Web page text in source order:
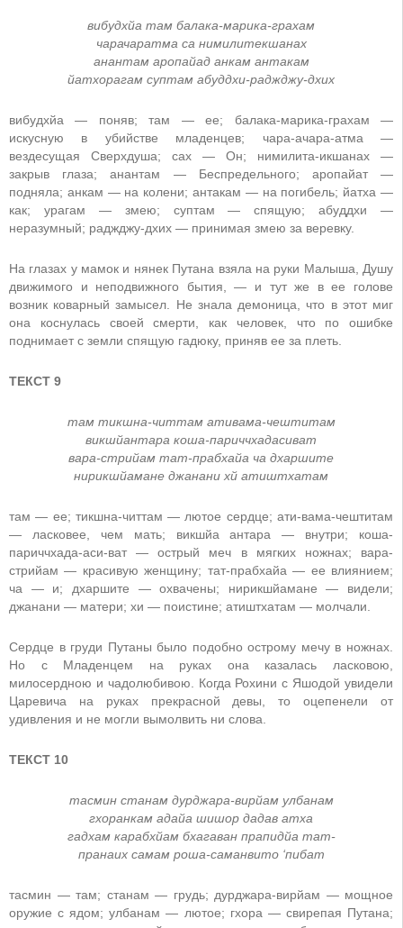
вибудхйа там балака-марика-грахам
чарачаратма са нимилитекшанах
анантам аропайад анкам антакам
йатхорагам суптам абуддхи-раджджу-дхих
вибудхйа — поняв; там — ее; балака-марика-грахам —
искусную в убийстве младенцев; чара-ачара-атма —
вездесущая Сверхдуша; сах — Он; нимилита-икшанах —
закрыв глаза; анантам — Беспредельного; аропайат —
подняла; анкам — на колени; антакам — на погибель; йатха —
как; урагам — змею; суптам — спящую; абуддхи —
неразумный; раджджу-дхих — принимая змею за веревку.
На глазах у мамок и нянек Путана взяла на руки Малыша, Душу
движимого и неподвижного бытия, — и тут же в ее голове
возник коварный замысел. Не знала демоница, что в этот миг
она коснулась своей смерти, как человек, что по ошибке
поднимает с земли спящую гадюку, приняв ее за плеть.
ТЕКСТ 9
там тикшна-читтам ативама-чештитам
викшйантара коша-париччхадасиват
вара-стрийам тат-прабхайа ча дхаршите
нирикшйамане джанани хй атиштхатам
там — ее; тикшна-читтам — лютое сердце; ати-вама-чештитам
— ласковее, чем мать; викшйа антара — внутри; коша-
париччхада-аси-ват — острый меч в мягких ножнах; вара-
стрийам — красивую женщину; тат-прабхайа — ее влиянием;
ча — и; дхаршите — охвачены; нирикшйамане — видели;
джанани — матери; хи — поистине; атиштхатам — молчали.
Сердце в груди Путаны было подобно острому мечу в ножнах.
Но с Младенцем на руках она казалась ласковою,
милосердною и чадолюбивою. Когда Рохини с Яшодой увидели
Царевича на руках прекрасной девы, то оцепенели от
удивления и не могли вымолвить ни слова.
ТЕКСТ 10
тасмин станам дурджара-вирйам улбанам
гхоранкам адайа шишор дадав атха
гадхам карабхйам бхагаван прапидйа тат-
пранаих самам роша-саманвито ‘пибат
тасмин — там; станам — грудь; дурджара-вирйам — мощное
оружие с ядом; улбанам — лютое; гхора — свирепая Путана;